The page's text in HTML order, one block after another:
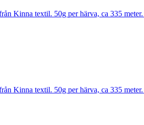
Kinna textil. 50g per härva, ca 335
Kinna textil. 50g per härva, ca 335